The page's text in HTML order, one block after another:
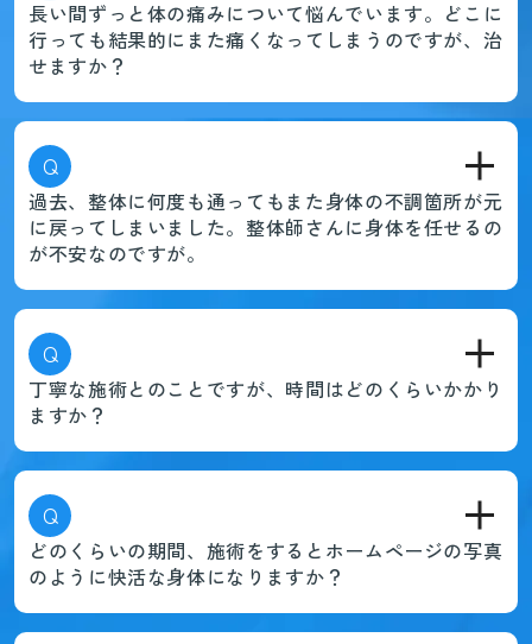
長い間ずっと体の痛みについて悩んでいます。どこに
行っても結果的にまた痛くなってしまうのですが、治
せますか？
Q
過去、整体に何度も通ってもまた身体の不調箇所が元
に戻ってしまいました。整体師さんに身体を任せるの
が不安なのですが。
Q
丁寧な施術とのことですが、時間はどのくらいかかり
ますか？
Q
どのくらいの期間、施術をするとホームページの写真
のように快活な身体になりますか？